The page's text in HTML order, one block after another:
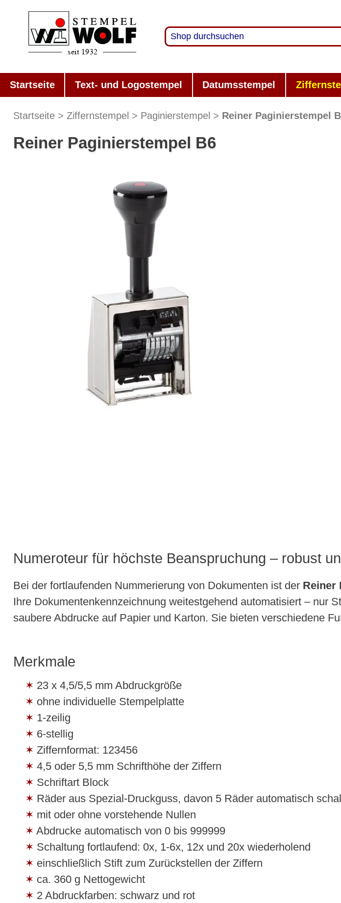
Startseite Text- und Logostempel Datumsstempel
Startseite Ziffernstempel Paginierstempel Reiner Paginierstempel
Reiner Paginierstempel B6
Numeroteur für höchste Beanspruchung – robust
Bei der fortlaufenden Nummerierung von Dokumenten ist der Reiner
Ihre Dokumentenkennzeichnung weitestgehend automatisiert – nur
saubere Abdrucke auf Papier und Karton. Sie bieten verschiedene
Merkmale
23 x 4,5/5,5 mm Abdruckgröße
ohne individuelle Stempelplatte
1-zeilig
6-stellig
Ziffernformat: 123456
4,5 oder 5,5 mm Schrifthöhe der Ziffern
Schriftart Block
Räder aus Spezial-Druckguss, davon 5 Räder automatisch
mit oder ohne vorstehende Nullen
Abdrucke automatisch von 0 bis 999999
Schaltung fortlaufend: 0x, 1-6x, 12x und 20x wiederholend
einschließlich Stift zum Zurückstellen der Ziffern
ca. 360 g Nettogewicht
2 Abdruckfarben: schwarz und rot